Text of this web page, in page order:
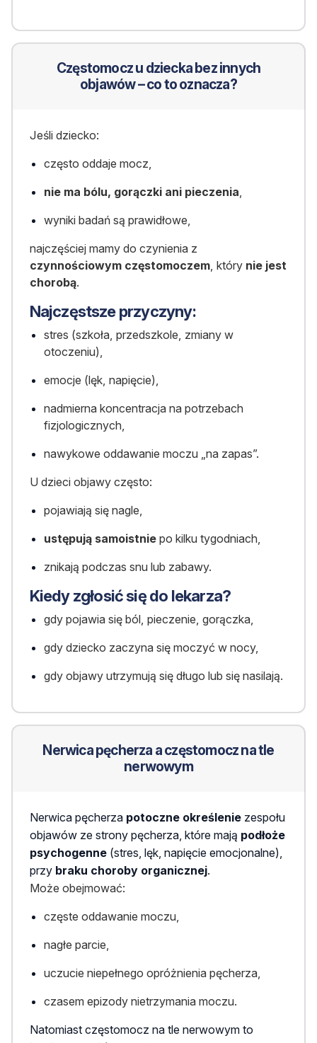
Częstomocz u dziecka bez innych
objawów – co to oznacza?
Jeśli dziecko:
często oddaje mocz,
nie ma bólu, gorączki ani pieczenia
wyniki badań są prawidłowe,
najczęściej mamy do czynienia z
czynnościowym częstomoczem, który nie jest
chorobą.
Najczęstsze przyczyny:
stres (szkoła, przedszkole, zmiany w
otoczeniu),
emocje (lęk, napięcie),
nadmierna koncentracja na potrzebach
fizjologicznych,
nawykowe oddawanie moczu „na zapas”.
U dzieci objawy często:
pojawiają się nagle,
ustępują samoistniepo kilku tygodniach,
znikają podczas snu lub zabawy.
Kiedy zgłosić się do lekarza?
gdy pojawia się ból, pieczenie, gorączka,
gdy dziecko zaczyna się moczyć w nocy,
gdy objawy utrzymują się długo lub się nasilają.
Nerwica pęcherza a częstomocz na tle
nerwowym
Nerwica pęcherza potoczne określeniezespołu
objawów ze strony pęcherza, które mają podłoże
psychogenne(stres, lęk, napięcie emocjonalne),
przy braku choroby organicznej.
Może obejmować:
częste oddawanie moczu,
nagłe parcie,
uczucie niepełnego opróżnienia pęcherza,
czasem epizody nietrzymania moczu.
Natomiast częstomocz na tle nerwowym to